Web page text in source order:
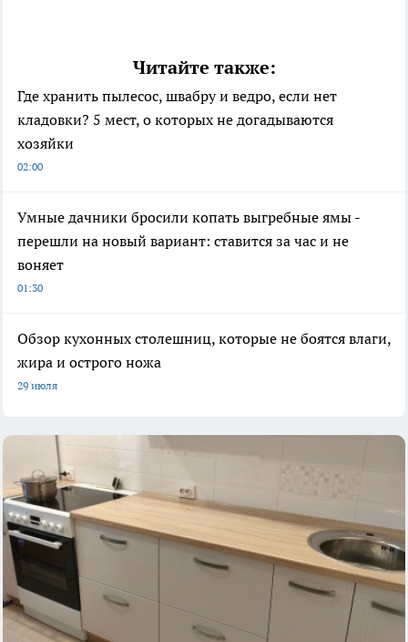
Читайте также:
Где хранить пылесос, швабру и ведро, если нет
кладовки? 5 мест, о которых не догадываются
хозяйки
02:00
Умные дачники бросили копать выгребные ямы -
перешли на новый вариант: ставится за час и не
воняет
01:30
Обзор кухонных столешниц, которые не боятся влаги,
жира и острого ножа
29 июля